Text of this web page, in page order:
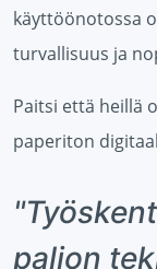
käyttöönotossa
turvallisuus ja
Paitsi että heillä
paperiton
paljon